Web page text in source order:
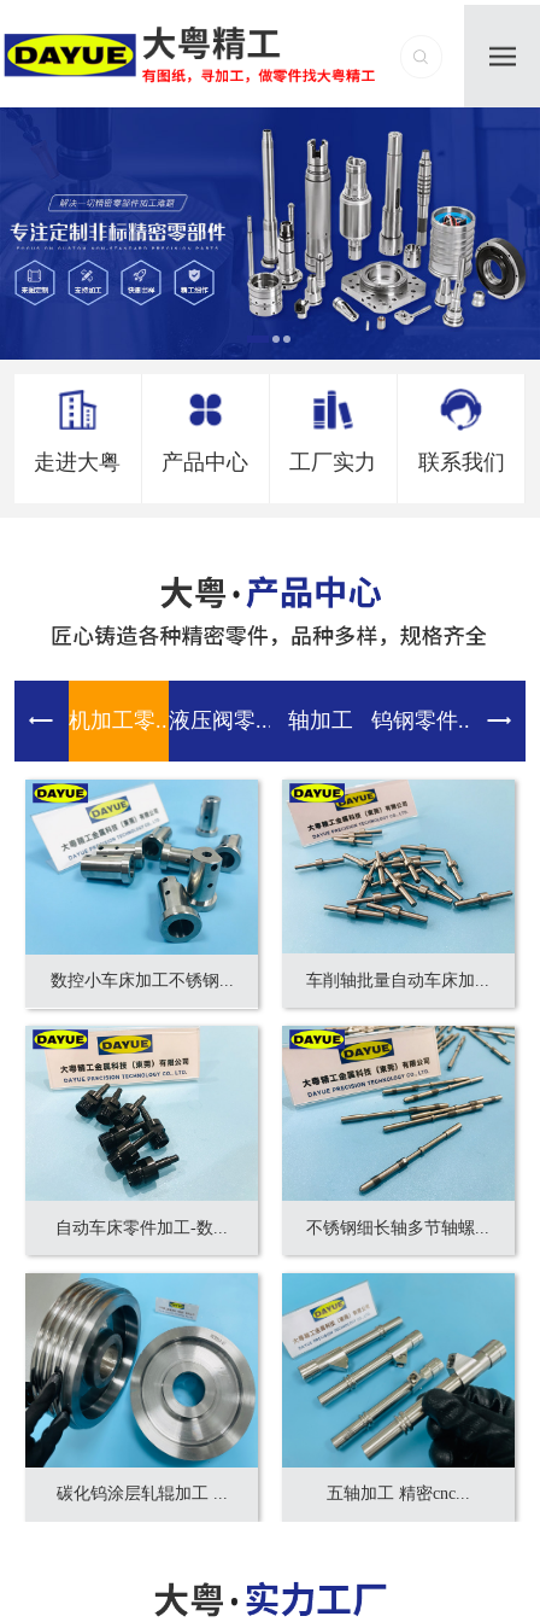
走进大粤 产品中心 工厂实力 联系我们
机加工零...液压阀零... 轴加工 钨钢零件... 齿轮
数控小车床加工不锈钢... 车削轴批量自动车床加...
自动车床零件加工-数... 不锈钢细长轴多节轴螺...
碳化钨涂层轧辊加工 ... 五轴加工 精密cnc...